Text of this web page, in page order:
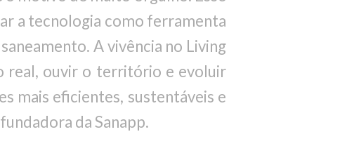
a tecnologia como ferramenta
A vivência no Living
real, ouvir o território e evoluir
mais eficientes, sustentáveis e
da Sanapp.